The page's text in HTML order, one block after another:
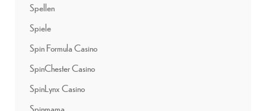
Spellen
Spiele
Spin Formula Casino
SpinChester Casino
SpinLynx Casino
Spinmama